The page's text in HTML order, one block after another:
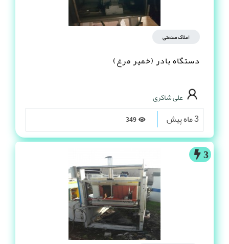
املاک صنعتی
دستگاه بادر (خمیر مرغ)
علی شاکری
3 ماه پیش
3